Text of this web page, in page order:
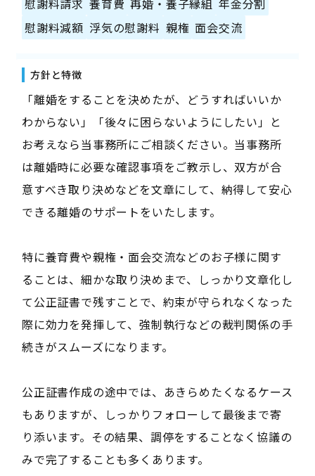
慰謝料請求 養育費 再婚・養子縁組 年金分割
慰謝料減額 浮気の慰謝料 親権 面会交流
方針と特徴
「離婚をすることを決めたが、どうすればいいか
わからない」「後々に困らないようにしたい」と
お考えなら当事務所にご相談ください。当事務所
は離婚時に必要な確認事項をご教示し、双方が合
意すべき取り決めなどを文章にして、納得して安心
できる離婚のサポートをいたします。
特に養育費や親権・面会交流などのお子様に関す
ることは、細かな取り決めまで、しっかり文章化し
て公正証書で残すことで、約束が守られなくなった
際に効力を発揮して、強制執行などの裁判関係の手
続きがスムーズになります。
公正証書作成の途中では、あきらめたくなるケース
もありますが、しっかりフォローして最後まで寄
り添います。その結果、調停をすることなく協議の
みで完了することも多くあります。